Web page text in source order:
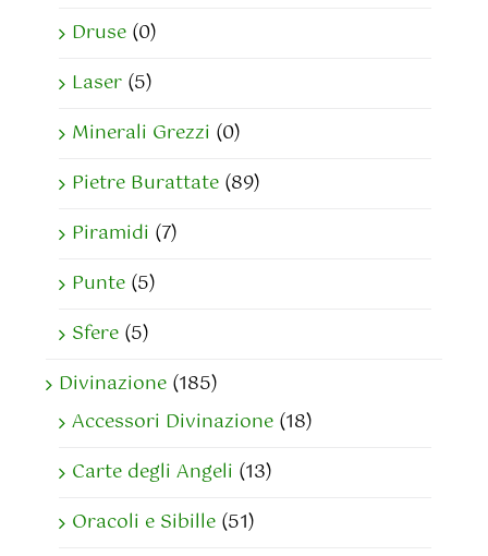
Druse (0)
Laser (5)
Minerali Grezzi (0)
Pietre Burattate (89)
Piramidi (7)
Punte (5)
Sfere (5)
Divinazione (185)
Accessori Divinazione (18)
Carte degli Angeli (13)
Oracoli e Sibille (51)